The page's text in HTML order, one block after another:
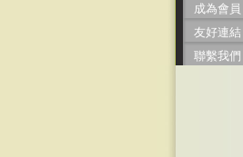
成為會員
友好連結
聯繫我們